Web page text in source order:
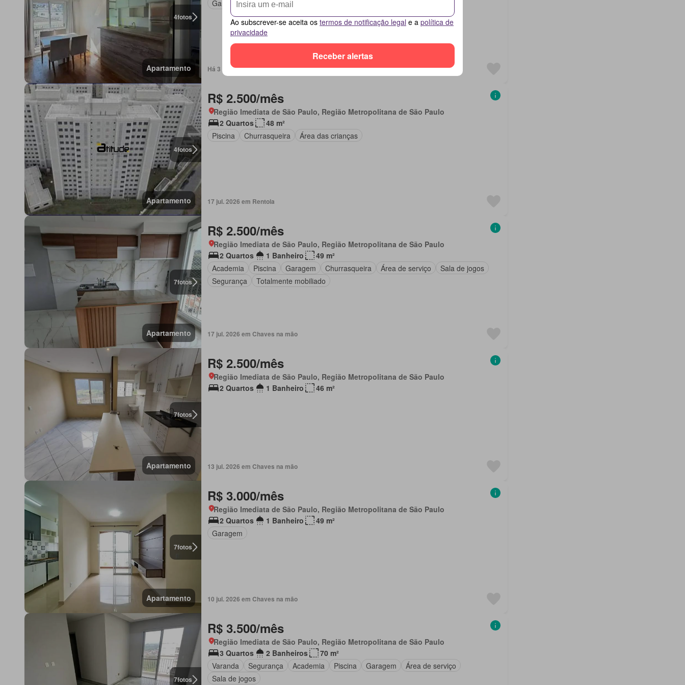
4fotos
Apartamento
Garagem
Área de serviço
Há 3 semanas, 7 horas em Chaves na mão
4fotos
Apartamento
R$ 2.500/mês
Região Imediata de São Paulo, Região Metropolitana de São Paulo
2 Quartos
48 m²
Piscina
Churrasqueira Área das crianças
17 jul. 2026 em Rentola
7fotos
Apartamento
R$ 2.500/mês
Região Imediata de São Paulo, Região Metropolitana de São Paulo
2 Quartos
1 Banheiro
49 m²
Academia
Piscina Garagem Churrasqueira Área de serviço
Sala de jogos
Segurança
Totalmente mobiliado
17 jul. 2026 em Chaves na mão
7fotos
Apartamento
R$ 2.500/mês
Região Imediata de São Paulo, Região Metropolitana de São Paulo
2 Quartos
1 Banheiro 46 m²
13 jul. 2026 em Chaves na mão
7fotos
Apartamento
R$ 3.000/mês
Região Imediata de São Paulo, Região Metropolitana de São Paulo
2 Quartos
1 Banheiro
49 m²
Garagem
10 jul. 2026 em Chaves na mão
7fotos
R$ 3.500/mês
Região Imediata de São Paulo, Região Metropolitana de São Paulo
3 Quartos
2 Banheiros
70 m²
Varanda
Segurança Academia Piscina Garagem
Área de serviço
Sala de jogos
Ao subscrever-se aceita os termos de notificação legal e a política de
privacidade
Receber alertas